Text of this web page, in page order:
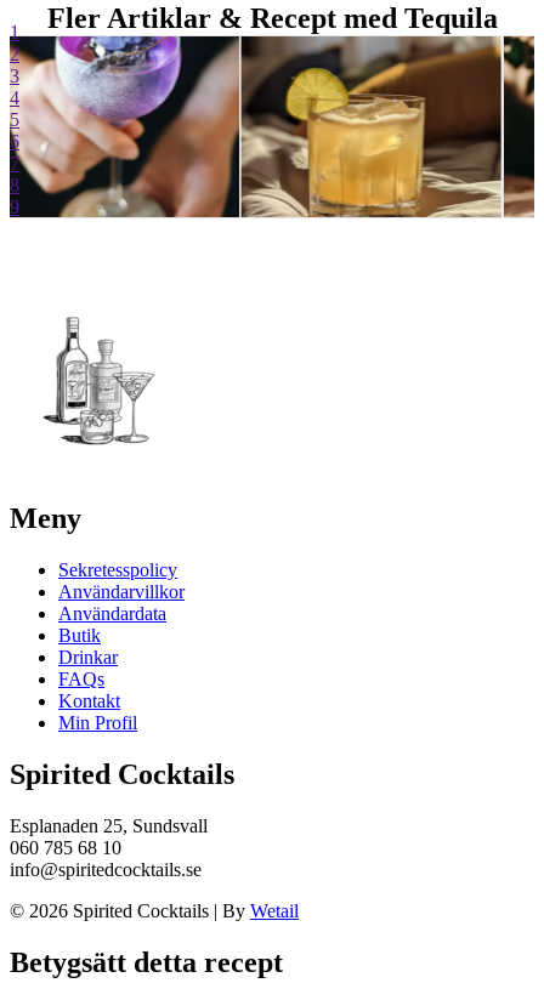
Fler Artiklar & Recept med Tequila
1
2
3
4
5
6
7
8
9
Meny
Sekretesspolicy
Användarvillkor
Användardata
Butik
Drinkar
FAQs
Kontakt
Min Profil
Spirited Cocktails
Esplanaden 25, Sundsvall
060 785 68 10
info@spiritedcocktails.se
© 2026 Spirited Cocktails | By Wetail
Betygsätt detta recept